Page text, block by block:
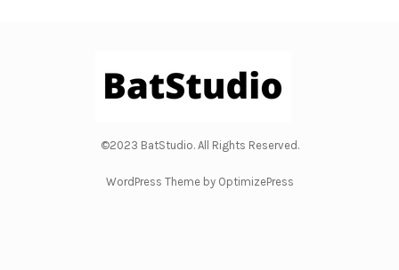
©2023 BatStudio. All Rights Reserved.
WordPress Theme by OptimizePress